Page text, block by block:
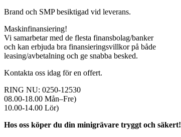
Brand och SMP besiktigad vid leverans.
Maskinfinansiering!
Vi samarbetar med de flesta finansbolag/banker
och kan erbjuda bra finansieringsvillkor på både
leasing/avbetalning och ge snabba besked.
Kontakta oss idag för en offert.
RING NU: 0250-12530
08.00-18.00 Mån–Fre)
10.00-14.00 Lör)
Hos oss köper du din minigrävare tryggt och säkert!